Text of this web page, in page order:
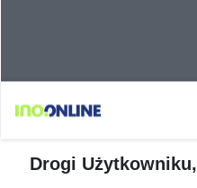
Drogi Użytkowniku,